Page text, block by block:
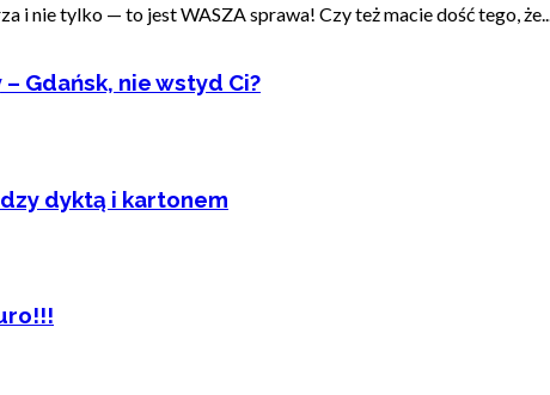
nie tylko — to jest WASZA sprawa! Czy też macie dość tego, że...
Gdańsk, nie wstyd Ci?
dyktą i kartonem